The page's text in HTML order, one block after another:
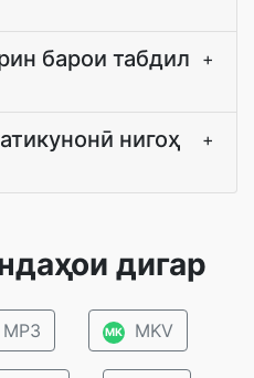
барои табдил
+
нигоҳ
+
дигар
MP3 MK MKV